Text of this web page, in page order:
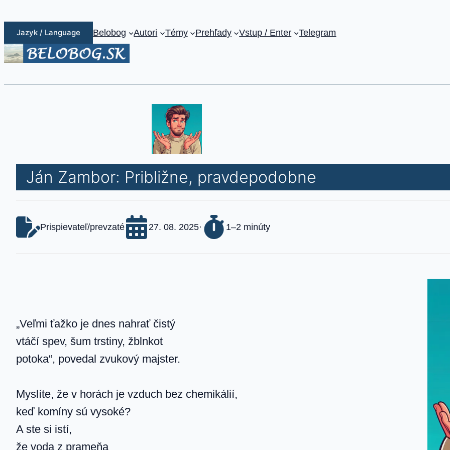
Jazyk / Language Belobog Autori Témy Prehľady Vstup / Enter Telegram
Ján Zambor: Približne, pravdepodobne
Prispievateľ/prevzaté 27. 08. 2025· 1–2 minúty
„Veľmi ťažko je dnes nahrať čistý
vtáčí spev, šum trstiny, žblnkot
potoka“, povedal zvukový majster.
Myslíte, že v horách je vzduch bez chemikálií,
keď komíny sú vysoké?
A ste si istí,
že voda z prameňa